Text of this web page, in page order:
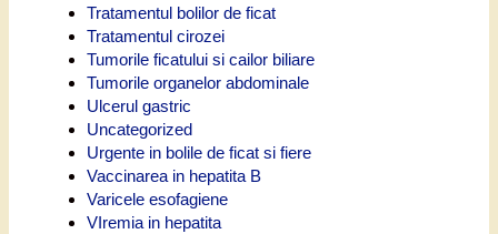
Tratamentul bolilor de ficat
Tratamentul cirozei
Tumorile ficatului si cailor biliare
Tumorile organelor abdominale
Ulcerul gastric
Uncategorized
Urgente in bolile de ficat si fiere
Vaccinarea in hepatita B
Varicele esofagiene
VIremia in hepatita